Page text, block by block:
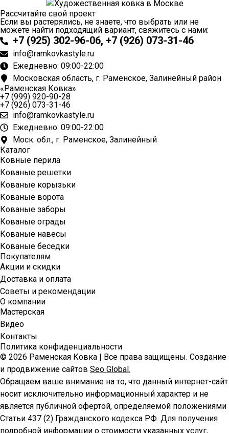
Рассчитайте свой проект
Если вы растерялись, не знаете, что выбрать или не
можете найти подходящий вариант, свяжитесь с нами:
+7 (925) 302-96-06, +7 (926) 073-31-46
info@ramkovkastyle.ru
Ежедневно: 09:00-22:00
Московская область, г. Раменское, Залинейный район
«Раменская Ковка»
+7 (999) 920-90-28
+7 (926) 073-31-46
info@ramkovkastyle.ru
Ежедневно: 09:00-22:00
Моск. обл., г. Раменское, Залинейный
Каталог
Ковные перила
Кованые решетки
Кованые корызьки
Кованые ворота
Кованые заборы
Кованые ограды
Кованые навесы
Кованые беседки
Покупателям
Акции и скидки
Доставка и оплата
Советы и рекомендации
О компании
Мастерская
Видео
Контакты
Политика конфиденциальности
© 2026 Раменская Ковка | Все права защищены. Создание
и продвижение сайтов Seo Global.
Обращаем ваше внимание на то, что данный интернет-сайт
носит исключительно информационный характер и не
является публичной офертой, определяемой положениями
Статьи 437 (2) Гражданского кодекса РФ. Для получения
подробной информации о стоимости указанных услуг,